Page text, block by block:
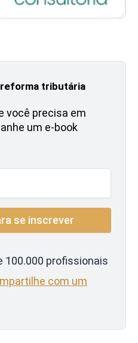
tributária
você precisa em
um e-book
100.000 profissionais
com um